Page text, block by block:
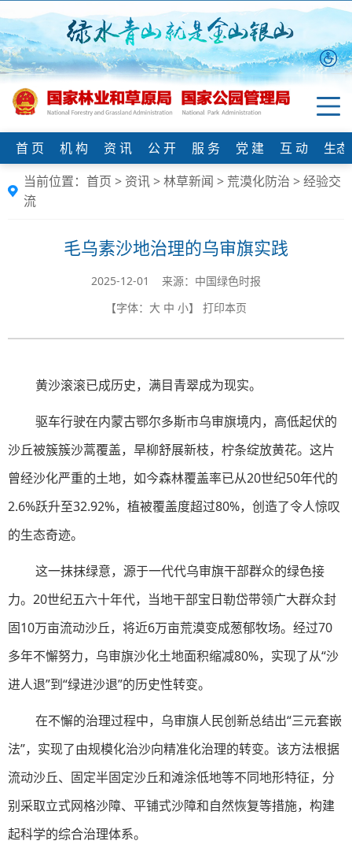
首 页 机 构 资 讯 公 开 服 务 党 建 互 动
生
当前位置： 首页 > 资讯>林草新闻 > 荒漠化防治 >经验交
流
毛乌素沙地治理的乌审旗实践
2025-12-01 来源：中国绿色时报
【字体： 大 中 小】 打印本页
黄沙滚滚已成历史，满目青翠成为现实。
驱车行驶在内蒙古鄂尔多斯市乌审旗境内，高低起伏的
沙丘被簇簇沙蒿覆盖，旱柳舒展新枝，柠条绽放黄花。这片
曾经沙化严重的土地，如今森林覆盖率已从20世纪50年代的
2.6%跃升至32.92%，植被覆盖度超过80%，创造了令人惊叹
的生态奇迹。
这一抹抹绿意，源于一代代乌审旗干部群众的绿色接
力。20世纪五六十年代，当地干部宝日勒岱带领广大群众封
固10万亩流动沙丘，将近6万亩荒漠变成葱郁牧场。经过70
多年不懈努力，乌审旗沙化土地面积缩减80%，实现了从“沙
进人退”到“绿进沙退”的历史性转变。
在不懈的治理过程中，乌审旗人民创新总结出“三元套嵌
法”，实现了由规模化治沙向精准化治理的转变。该方法根据
流动沙丘、固定半固定沙丘和滩涂低地等不同地形特征，分
别采取立式网格沙障、平铺式沙障和自然恢复等措施，构建
起科学的综合治理体系。